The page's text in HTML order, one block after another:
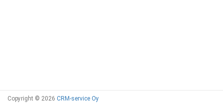
Copyright © 2026 CRM-service Oy